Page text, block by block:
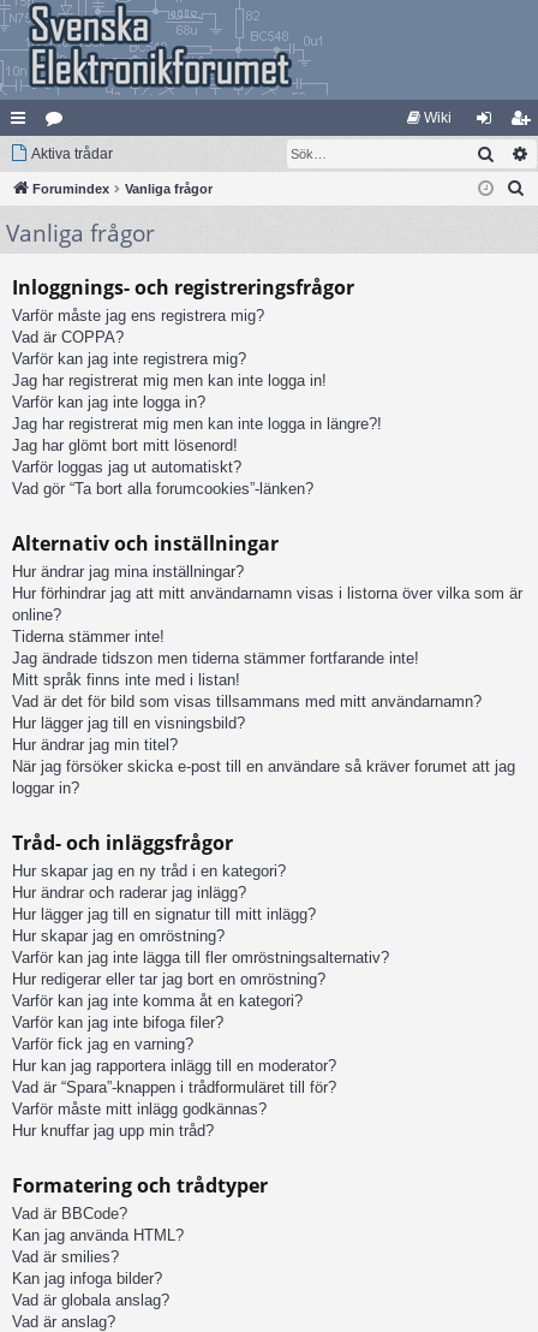
na
bb
lä
ar
at
eg
ori
Wiki
og
ga
li
m
Aktiva trådar Sök
Forumindex Vanliga frågor
Vanliga frågor
Inloggnings- och registreringsfrågor
Varför måste jag ens registrera mig?
Vad är COPPA?
Varför kan jag inte registrera mig?
Jag har registrerat mig men kan inte logga in!
Varför kan jag inte logga in?
Jag har registrerat mig men kan inte logga in längre?!
Jag har glömt bort mitt lösenord!
Varför loggas jag ut automatiskt?
Vad gör “Ta bort alla forumcookies”-länken?
Alternativ och inställningar
Hur ändrar jag mina inställningar?
Hur förhindrar jag att mitt användarnamn visas i listorna över vilka som är
online?
Tiderna stämmer inte!
Jag ändrade tidszon men tiderna stämmer fortfarande inte!
Mitt språk finns inte med i listan!
Vad är det för bild som visas tillsammans med mitt användarnamn?
Hur lägger jag till en visningsbild?
Hur ändrar jag min titel?
När jag försöker skicka e-post till en användare så kräver forumet att jag
loggar in?
Tråd- och inläggsfrågor
Hur skapar jag en ny tråd i en kategori?
Hur ändrar och raderar jag inlägg?
Hur lägger jag till en signatur till mitt inlägg?
Hur skapar jag en omröstning?
Varför kan jag inte lägga till fler omröstningsalternativ?
Hur redigerar eller tar jag bort en omröstning?
Varför kan jag inte komma åt en kategori?
Varför kan jag inte bifoga filer?
Varför fick jag en varning?
Hur kan jag rapportera inlägg till en moderator?
Vad är “Spara”-knappen i trådformuläret till för?
Varför måste mitt inlägg godkännas?
Hur knuffar jag upp min tråd?
Formatering och trådtyper
Vad är BBCode?
Kan jag använda HTML?
Vad är smilies?
Kan jag infoga bilder?
Vad är globala anslag?
Vad är anslag?